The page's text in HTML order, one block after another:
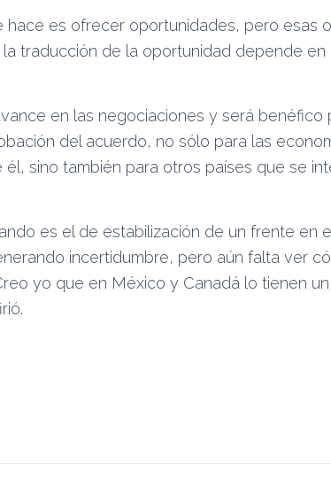
hace es ofrecer oportunidades, pero esas
traducción de la oportunidad depende en
en las negociaciones y será benéfico
del acuerdo, no sólo para las
sino también para otros países que se
es el de estabilización de un frente en
incertidumbre, pero aún falta ver
yo que en México y Canadá lo tienen